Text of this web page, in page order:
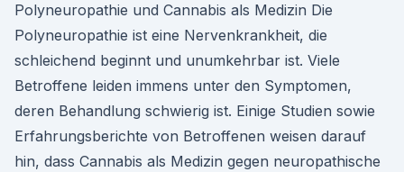
Polyneuropathie und Cannabis als Medizin Die
Polyneuropathie ist eine Nervenkrankheit, die
schleichend beginnt und unumkehrbar ist. Viele
Betroffene leiden immens unter den Symptomen,
deren Behandlung schwierig ist. Einige Studien sowie
Erfahrungsberichte von Betroffenen weisen darauf
hin, dass Cannabis als Medizin gegen neuropathische